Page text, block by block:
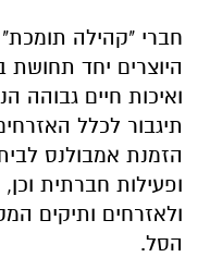
חברי "קהילה תומכת"
היוצרים יחד תחושת
ואיכות חיים גבוהה
תיגבור לכלל
הזמנת אמבולנס
ופעילות חברתית
ולאזרחים ותיקים
הסל.